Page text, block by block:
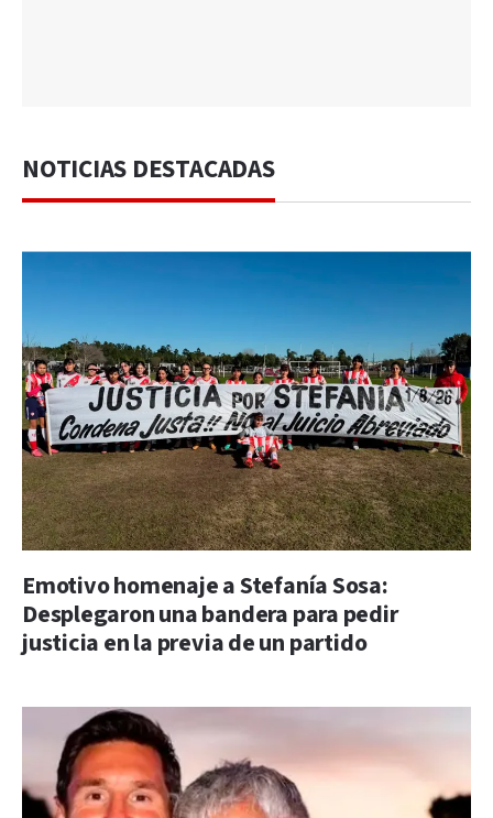
NOTICIAS DESTACADAS
Emotivo homenaje a Stefanía Sosa:
Desplegaron una bandera para pedir
justicia en la previa de un partido